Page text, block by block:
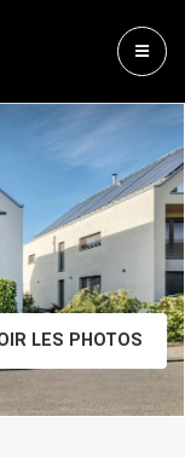
LES PHOTOS